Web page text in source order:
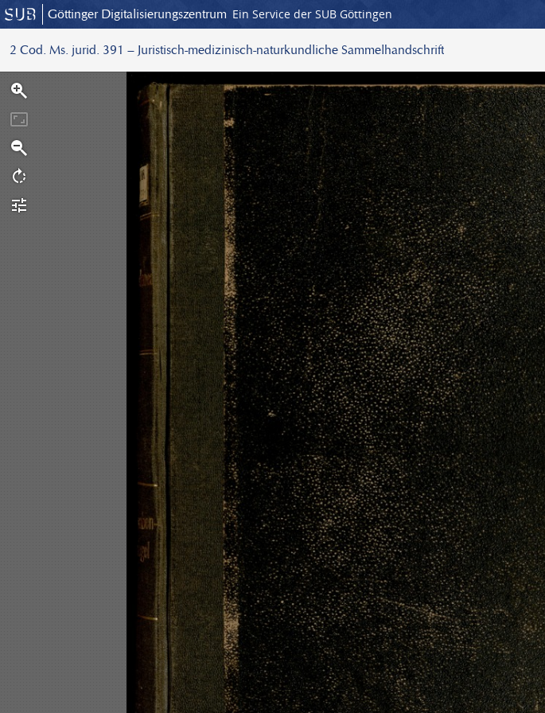
Göttinger Digitalisierungszentrum Ein Service der SUB Göttingen
2 Cod. Ms. jurid. 391 – Juristisch-medizinisch-naturkundliche Sammelhandschrift